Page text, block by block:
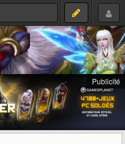
Publicité